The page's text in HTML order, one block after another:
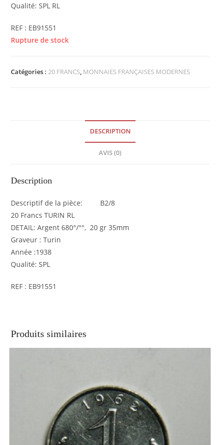
Qualité: SPL RL
REF : EB91551
Rupture de stock
Catégories : 20 FRANCS MONNAIES FRANÇAISES MODERNES
DESCRIPTION
AVIS (0)
Description
Descriptif de la pièce: B2/8
20 Francs TURIN RL
DETAIL: Argent 680°/°°, 20 gr 35mm
Graveur : Turin
Année :1938
Qualité: SPL
REF : EB91551
Produits similaires